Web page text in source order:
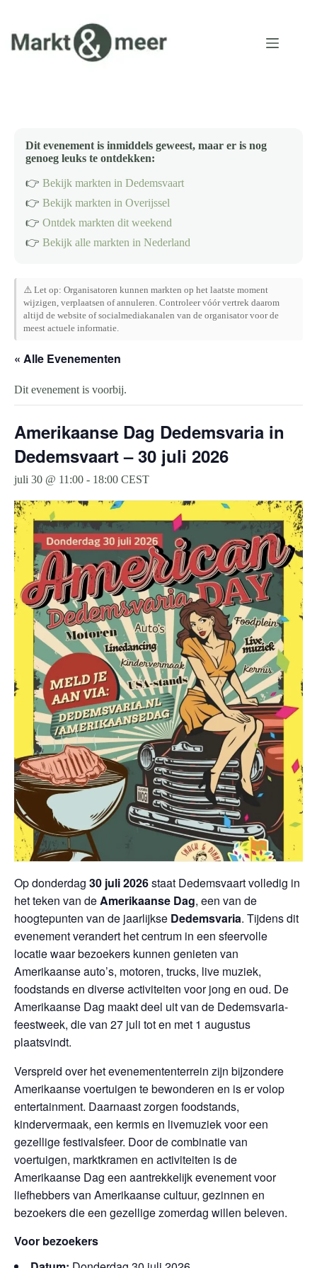
inhoud
Dit evenement is inmiddels geweest, maar er is nog
genoeg leuks te ontdekken:
👉 Bekijk markten in Dedemsvaart
👉 Bekijk markten in Overijssel
👉 Ontdek markten dit weekend
👉 Bekijk alle markten in Nederland
⚠️ Let op: Organisatoren kunnen markten op het laatste moment
wijzigen, verplaatsen of annuleren. Controleer vóór vertrek daarom
altijd de website of socialmediakanalen van de organisator voor de
meest actuele informatie.
« Alle Evenementen
Dit evenement is voorbij.
Amerikaanse Dag Dedemsvaria in
Dedemsvaart – 30 juli 2026
juli 30 @ 11:00 - 18:00 CEST
Op donderdag 30 juli 2026staat Dedemsvaart volledig in
het teken van deAmerikaanse Dag, een van de
hoogtepunten van de jaarlijkse Dedemsvaria. Tijdens dit
evenement verandert het centrum in een sfeervolle
locatie waar bezoekers kunnen genieten van
Amerikaanse auto’s, motoren, trucks, live muziek,
foodstands en diverse activiteiten voor jong en oud. De
Amerikaanse Dag maakt deel uit van de Dedemsvaria-
feestweek, die van 27 juli tot en met 1 augustus
plaatsvindt.
Verspreid over het evenemententerrein zijn bijzondere
Amerikaanse voertuigen te bewonderen en is er volop
entertainment. Daarnaast zorgen foodstands,
kindervermaak, een kermis en livemuziek voor een
gezellige festivalsfeer. Door de combinatie van
voertuigen, marktkramen en activiteiten is de
Amerikaanse Dag een aantrekkelijk evenement voor
liefhebbers van Amerikaanse cultuur, gezinnen en
bezoekers die een gezellige zomerdag willen beleven.
Voor bezoekers